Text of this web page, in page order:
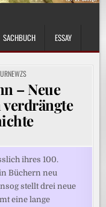
SACHBUCH ESSAY
– Neue
ihres 100.
Büchern neu
stellt drei neue
eine lange